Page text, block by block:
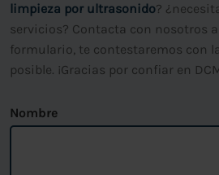
limpieza por ultrasonido?
servicios? Contacta con nosotros
formulario, te contestaremos con
posible. ¡Gracias por confiar en
Nombre